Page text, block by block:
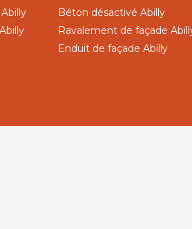
Béton désactivé Abilly
Ravalement de façade
Enduit de façade Abilly